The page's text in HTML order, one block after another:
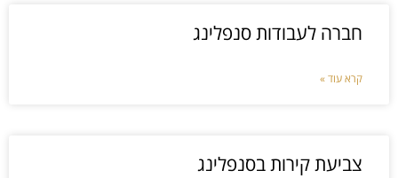
חברה לעבודות סנפלינג
קרא עוד »
צביעת קירות בסנפלינג